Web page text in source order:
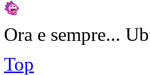
Ora e sempre...
Top